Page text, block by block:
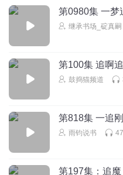
霄霄26
求更新
回复 2025-09-22
第0980集 一梦
继承书场_碇真嗣
第100集 追啊追
鼓捣猫频道
第818集 一追
雨钧说书
第197集：追魔